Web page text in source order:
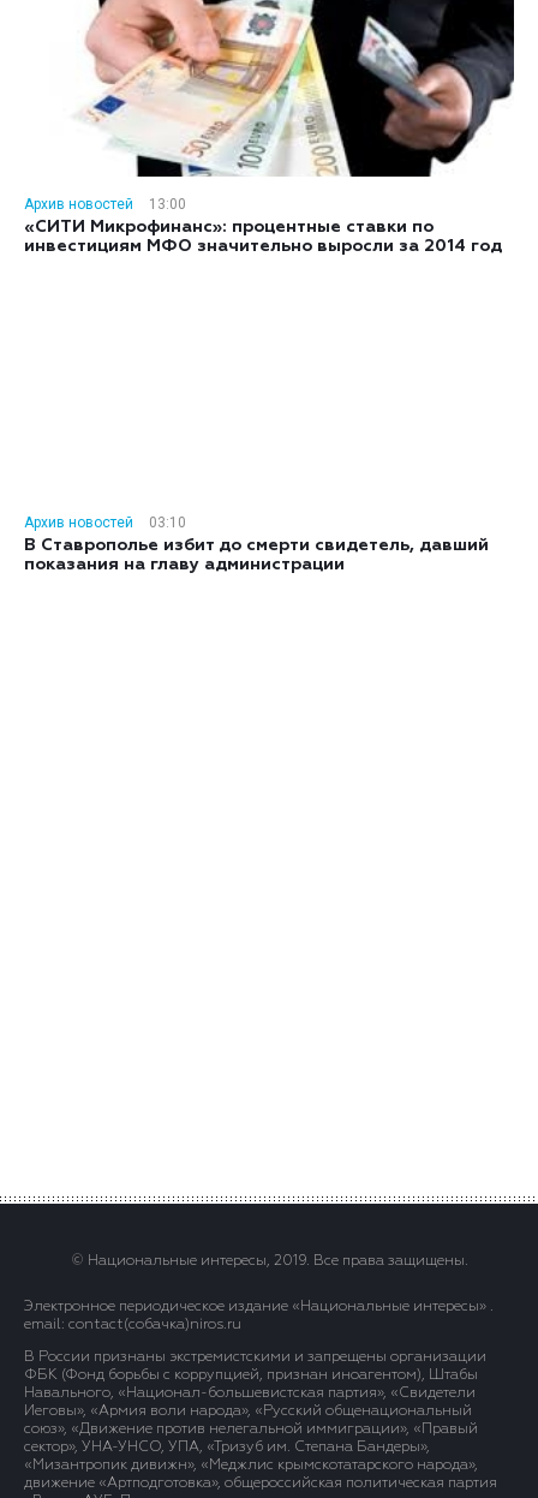
Архив новостей
13:00
«СИТИ Микрофинанс»: процентные ставки по
инвестициям МФО значительно выросли за 2014 год
Архив новостей
03:10
В Ставрополье избит до смерти свидетель, давший
показания на главу администрации
© Национальные интересы, 2019. Все права защищены.
Электронное периодическое издание «Национальные интересы» .
email: contact(сoбaчка)niros.ru
В России признаны экстремистскими и запрещены организации
ФБК (Фонд борьбы с коррупцией, признан иноагентом), Штабы
Навального, «Национал-большевистская партия», «Свидетели
Иеговы», «Армия воли народа», «Русский общенациональный
союз», «Движение против нелегальной иммиграции», «Правый
сектор», УНА-УНСО, УПА, «Тризуб им. Степана Бандеры»,
«Мизантропик дивижн», «Меджлис крымскотатарского народа»,
движение «Артподготовка», общероссийская политическая партия